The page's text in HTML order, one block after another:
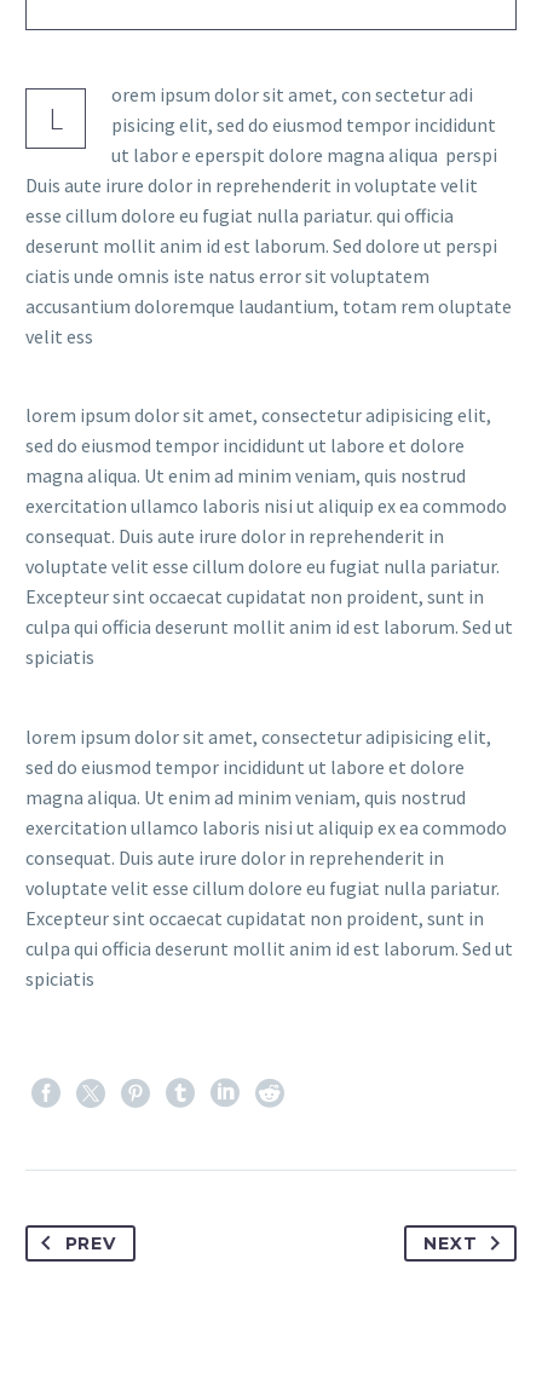
L
orem ipsum dolor sit amet, con sectetur adi
pisicing elit, sed do eiusmod tempor incididunt
ut labor e eperspit dolore magna aliqua perspi
Duis aute irure dolor in reprehenderit in voluptate velit
esse cillum dolore eu fugiat nulla pariatur. qui officia
deserunt mollit anim id est laborum. Sed dolore ut perspi
ciatis unde omnis iste natus error sit voluptatem
accusantium doloremque laudantium, totam rem oluptate
velit ess
lorem ipsum dolor sit amet, consectetur adipisicing elit,
sed do eiusmod tempor incididunt ut labore et dolore
magna aliqua. Ut enim ad minim veniam, quis nostrud
exercitation ullamco laboris nisi ut aliquip ex ea commodo
consequat. Duis aute irure dolor in reprehenderit in
voluptate velit esse cillum dolore eu fugiat nulla pariatur.
Excepteur sint occaecat cupidatat non proident, sunt in
culpa qui officia deserunt mollit anim id est laborum. Sed ut
spiciatis
lorem ipsum dolor sit amet, consectetur adipisicing elit,
sed do eiusmod tempor incididunt ut labore et dolore
magna aliqua. Ut enim ad minim veniam, quis nostrud
exercitation ullamco laboris nisi ut aliquip ex ea commodo
consequat. Duis aute irure dolor in reprehenderit in
voluptate velit esse cillum dolore eu fugiat nulla pariatur.
Excepteur sint occaecat cupidatat non proident, sunt in
culpa qui officia deserunt mollit anim id est laborum. Sed ut
spiciatis
PREV NEXT